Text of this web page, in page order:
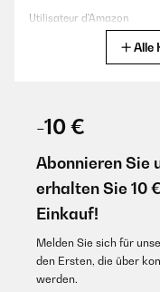
Utilisateur d'Amazon
marchait moyen et
pas du tout!Ça
sans fil livré avec
non seulement c’est
Utilisateur d'Amazon
Übersetzen
Alle
-10 €
Abonnieren Sie
erhalten Sie 10
Einkauf!
Melden Sie sich für
den Ersten, die über
werden.